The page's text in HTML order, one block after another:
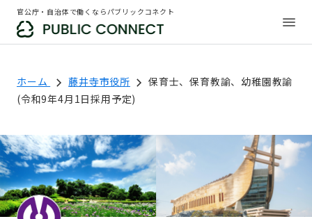
官公庁・自治体で働くならパブリックコネクト
ホーム 藤井寺市役所
保育士、保育教諭、幼稚園教諭
(令和9年4月1日採用予定)